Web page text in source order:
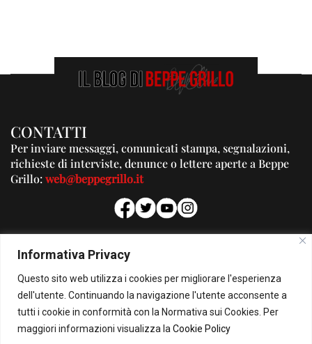
Informativa Privacy
Questo sito web utilizza i cookies per migliorare l'esperienza
dell'utente. Continuando la navigazione l'utente acconsente a
tutti i cookie in conformità con la Normativa sui Cookies. Per
maggiori informazioni visualizza la Cookie Policy
CONTATTI
Per inviare messaggi, comunicati stampa, segnalazioni,
richieste di interviste, denunce o lettere aperte a Beppe
Grillo:web@beppegrillo.it
PUBBLICITA'
Per la tua pubblicità su questo Blog:
pubblicita@beppegrillo.it